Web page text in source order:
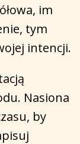
im
tym
intencji.
Nasiona
by